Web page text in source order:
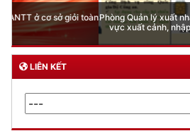
Phòng Quản lý xuất nhập cảnh: Hướng dẫn
vực xuất cảnh, nhập cảnh của công dân
LIÊN KẾT